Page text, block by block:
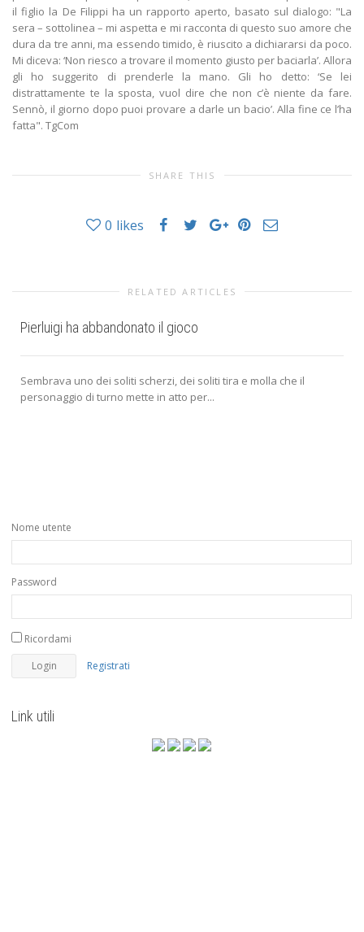
il figlio la De Filippi ha un rapporto aperto, basato sul dialogo: "La
sera – sottolinea – mi aspetta e mi racconta di questo suo amore che
dura da tre anni, ma essendo timido, è riuscito a dichiararsi da poco.
Mi diceva: ‘Non riesco a trovare il momento giusto per baciarla’. Allora
gli ho suggerito di prenderle la mano. Gli ho detto: ‘Se lei
distrattamente te la sposta, vuol dire che non c’è niente da fare.
Sennò, il giorno dopo puoi provare a darle un bacio’. Alla fine ce l’ha
fatta". TgCom
SHARE THIS
0 likes
RELATED ARTICLES
Pierluigi ha abbandonato il gioco
Sembrava uno dei soliti scherzi, dei soliti tira e molla che il
personaggio di turno mette in atto per...
Nome utente
Password
Ricordami
Registrati
Link utili